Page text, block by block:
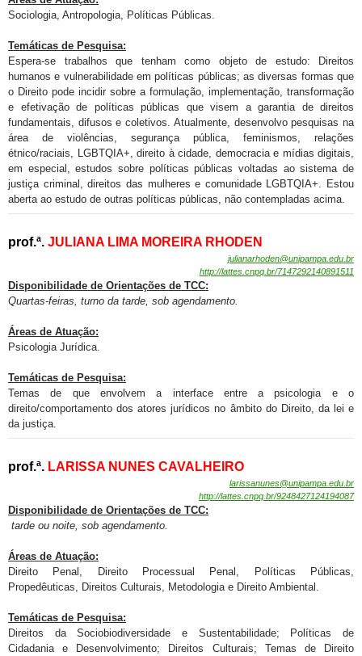
Sociologia, Antropologia, Políticas Públicas.
Temáticas de Pesquisa:
Espera-se trabalhos que tenham como objeto de estudo: Direitos
humanos e vulnerabilidade em políticas públicas; as diversas formas que
o Direito pode incidir sobre a formulação, implementação, transformação
e efetivação de políticas públicas que visem a garantia de direitos
fundamentais, difusos e coletivos. Atualmente, desenvolvo pesquisas na
área de violências, segurança pública, feminismos, relações
étnico/raciais, LGBTQIA+, direito à cidade, democracia e mídias digitais,
em especial, estudos sobre políticas públicas voltadas ao sistema de
justiça criminal, direitos das mulheres e comunidade LGBTQIA+. Estou
aberta ao estudo de outras políticas públicas, não contempladas acima.
prof.ª. JULIANA LIMA MOREIRA RHODEN
julianarhoden@unipampa.edu.br
http://lattes.cnpq.br/7147292140891511
Disponibilidade de Orientações de TCC:
Quartas-feiras, turno da tarde, sob agendamento.
Áreas de Atuação:
Psicologia Jurídica.
Temáticas de Pesquisa:
Temas de que envolvem a interface entre a psicologia e o
direito/comportamento dos atores jurídicos no âmbito do Direito, da lei e
da justiça.
prof.ª. LARISSA NUNES CAVALHEIRO
larissanunes@unipampa.edu.br
http://lattes.cnpq.br/9248427124194087
Disponibilidade de Orientações de TCC:
tarde ou noite, sob agendamento.
Áreas de Atuação:
Direito Penal, Direito Processual Penal, Políticas Públicas,
Propedêuticas, Direitos Culturais, Metodologia e Direito Ambiental.
Temáticas de Pesquisa:
Direitos da Sociobiodiversidade e Sustentabilidade; Políticas de
Cidadania e Desenvolvimento; Direitos Culturais; Temas de Direito